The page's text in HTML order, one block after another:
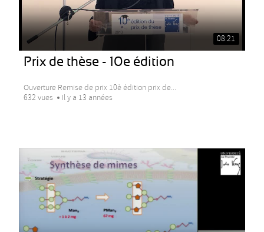
08:21
Prix de thèse - 10e édition
Ouverture Remise de prix 10è édition prix de...
632 vues
Il y a 13 années